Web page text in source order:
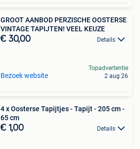
GROOT AANBOD PERZISCHE OOSTERSE
VINTAGE TAPIJTEN! VEEL KEUZE
€ 30,00 Details
Bezoek website
Topadvertentie
2 aug 26
4 x Oosterse Tapijtjes - Tapijt - 205 cm -
65 cm
€ 1,00 Details